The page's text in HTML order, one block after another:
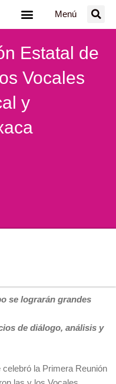
Menú
Estatal de
Vocales
y
se lograrán grandes
de diálogo, análisis y
la Primera Reunión